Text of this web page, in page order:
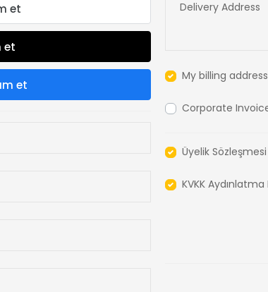
et
et
et
My billing
Corporate
Üyelik Sözleşmesi
KVKK